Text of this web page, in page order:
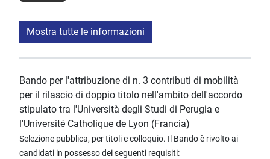
Mostra tutte le informazioni
Bando per l'attribuzione di n. 3 contributi di mobilità
per il rilascio di doppio titolo nell'ambito dell'accordo
stipulato tra l'Università degli Studi di Perugia e
l'Université Catholique de Lyon (Francia)
Selezione pubblica, per titoli e colloquio. Il Bando è rivolto ai
candidati in possesso dei seguenti requisiti: